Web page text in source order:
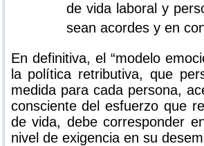
de vida laboral y
sean acordes y en
En definitiva, el “modelo
la política retributiva, que
medida para cada persona,
consciente del esfuerzo que
de vida, debe corresponder
nivel de exigencia en su